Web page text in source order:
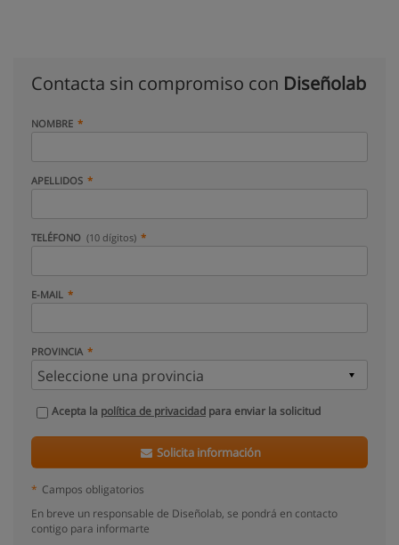
Contacta sin compromiso con Diseñolab
NOMBRE
APELLIDOS
TELÉFONO (10 dígitos)
E-MAIL
PROVINCIA
Acepta la política de privacidad para enviar la solicitud
Solicita información
* Campos obligatorios
En breve un responsable de Diseñolab, se pondrá en contacto
contigo para informarte